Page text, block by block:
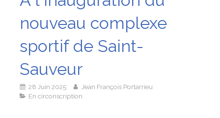
nouveau complexe
sportif de Saint-
Sauveur
28 Juin 2025
Jean François Portarrieu
En circonscription